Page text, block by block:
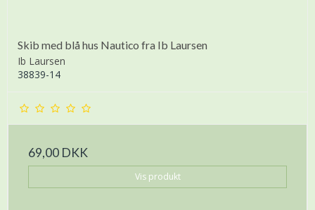
Skib med blå hus Nautico fra Ib Laursen
Ib Laursen
38839-14
69,00 DKK
Vis produkt